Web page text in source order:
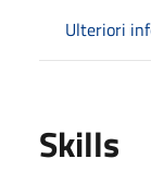
Ulteriori
Skills